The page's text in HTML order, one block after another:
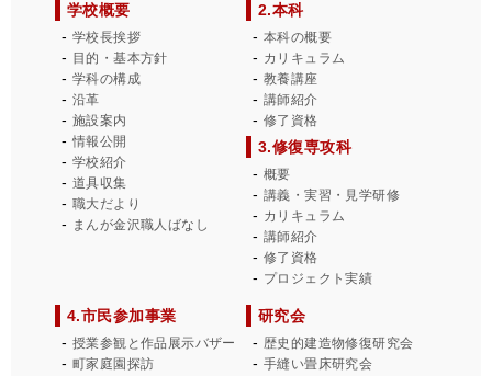
学校概要
学校長挨拶
目的・基本方針
学科の構成
沿革
施設案内
情報公開
学校紹介
道具収集
職大だより
まんが金沢職人ばなし
2.本科
本科の概要
カリキュラム
教養講座
講師紹介
修了資格
3.修復専攻科
概要
講義・実習・見学研修
カリキュラム
講師紹介
修了資格
プロジェクト実績
4.市民参加事業
授業参観と作品展示バザー
町家庭園探訪
研究会
歴史的建造物修復研究会
手縫い畳床研究会